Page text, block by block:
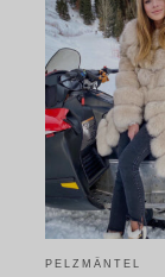
PELZMÄNTEL